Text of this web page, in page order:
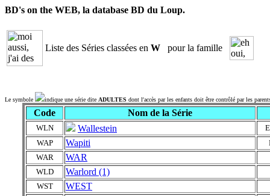
BD's on the WEB, la database BD du Loup.
Liste des Séries classées en W pour la famille
Le symbole indique une série dite ADULTES dont l'accès par les enfants doit être contrôlé par les
Code Nom de la Série
WLN Wallestein
WAP
Wapiti
WAR
WAR
WLD Warlord (1)
WST WEST